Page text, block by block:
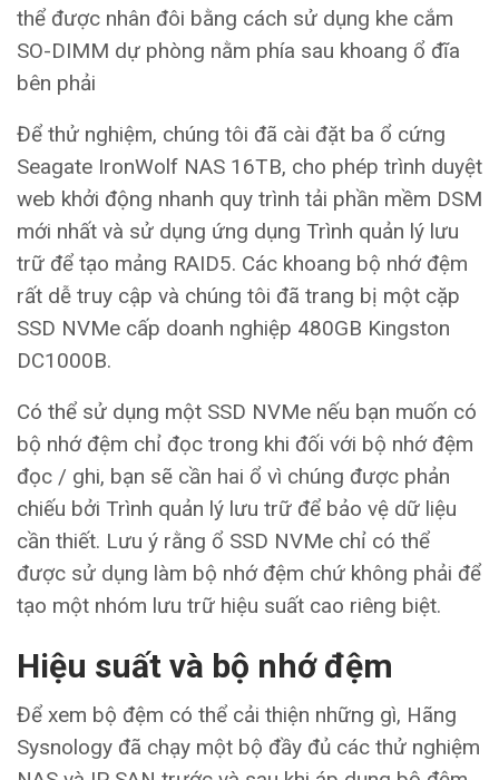
thể được nhân đôi bằng cách sử dụng khe cắm
SO-DIMM dự phòng nằm phía sau khoang ổ đĩa
bên phải
Để thử nghiệm, chúng tôi đã cài đặt ba ổ cứng
Seagate IronWolf NAS 16TB, cho phép trình duyệt
web khởi động nhanh quy trình tải phần mềm DSM
mới nhất và sử dụng ứng dụng Trình quản lý lưu
trữ để tạo mảng RAID5. Các khoang bộ nhớ đệm
rất dễ truy cập và chúng tôi đã trang bị một cặp
SSD NVMe cấp doanh nghiệp 480GB Kingston
DC1000B.
Có thể sử dụng một SSD NVMe nếu bạn muốn có
bộ nhớ đệm chỉ đọc trong khi đối với bộ nhớ đệm
đọc / ghi, bạn sẽ cần hai ổ vì chúng được phản
chiếu bởi Trình quản lý lưu trữ để bảo vệ dữ liệu
cần thiết. Lưu ý rằng ổ SSD NVMe chỉ có thể
được sử dụng làm bộ nhớ đệm chứ không phải để
tạo một nhóm lưu trữ hiệu suất cao riêng biệt.
Hiệu suất và bộ nhớ đệm
Để xem bộ đệm có thể cải thiện những gì, Hãng
Sysnology đã chạy một bộ đầy đủ các thử nghiệm